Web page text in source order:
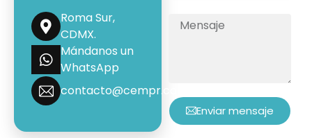
Roma Sur,
CDMX.
Mándanos un
WhatsApp
contacto@cempr.com.mx
Enviar mensaje